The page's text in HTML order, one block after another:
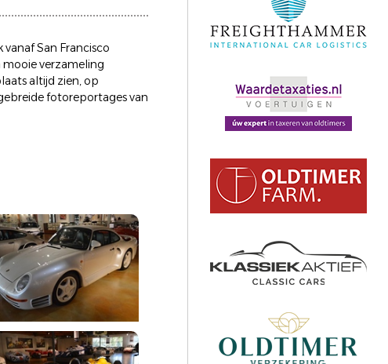
San Francisco
verzameling
altijd zien, op
fotoreportages van